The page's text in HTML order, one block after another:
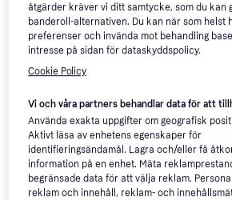
50+
Wacom Intuos
Bluetooth
Medium
4.6
1 699 kr
Wacom Intuos
Small
570 kr
åtgärder kräver vi ditt samtycke, som du kan
banderoll-alternativen. Du kan när som helst
preferenser och invända mot behandling
intresse på sidan för dataskyddspolicy.
Cookie Policy
Vi och våra partners behandlar data för att
Använda exakta uppgifter om geografisk
Aktivt läsa av enhetens egenskaper för
identifieringsändamål. Lagra och/eller få
information på en enhet. Mäta
begränsade data för att välja reklam.
reklam och innehåll, reklam- och